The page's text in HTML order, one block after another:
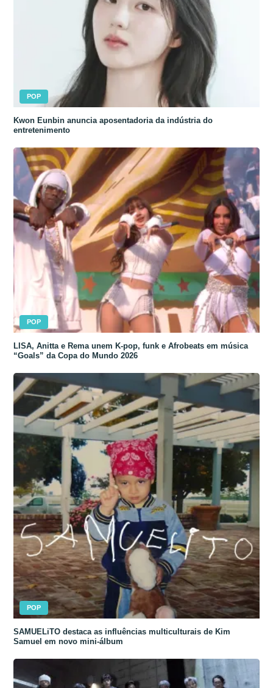
POP
Kwon Eunbin anuncia aposentadoria da indústria do
entretenimento
POP
LISA, Anitta e Rema unem K-pop, funk e Afrobeats em música
“Goals” da Copa do Mundo 2026
POP
SAMUELiTO destaca as influências multiculturais de Kim
Samuel em novo mini-álbum